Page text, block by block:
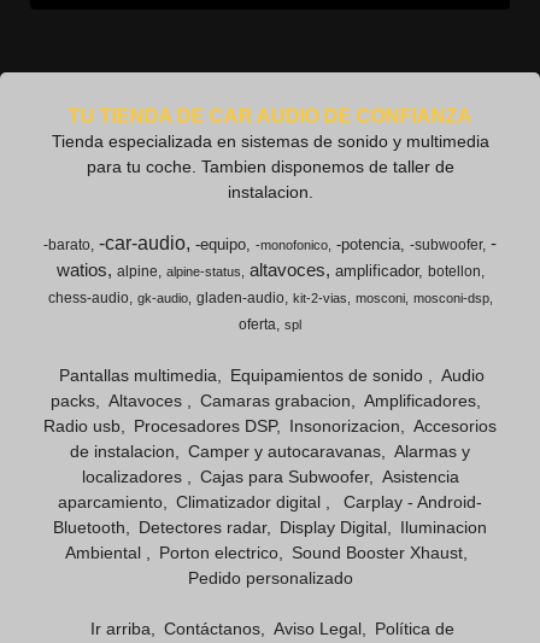
TU TIENDA DE CAR AUDIO DE CONFIANZA
Tienda especializada en sistemas de sonido y multimedia
para tu coche. Tambien disponemos de taller de
instalacion.
-barato -car-audio -equipo -monofonico -potencia -subwoofer -
watios
alpine alpine-status altavoces amplificador
botellon
chess-audio
gk-audio gladen-audio kit-2-vias mosconi mosconi-dsp
oferta spl
Pantallas multimedia Equipamientos de sonido
Audio
packs
Altavoces Camaras grabacion
Amplificadores
Radio usb
Procesadores DSP Insonorizacion
Accesorios
de instalacion
Camper y autocaravanas
Alarmas y
localizadores
Cajas para Subwoofer
Asistencia
aparcamiento
Climatizador digital
Carplay - Android-
Bluetooth
Detectores radar Display Digital
Iluminacion
Ambiental
Porton electrico
Sound Booster Xhaust
Pedido personalizado
Ir arriba Contáctanos Aviso Legal
Política de